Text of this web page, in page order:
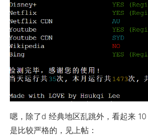
嗯，除了d 经典地区乱跳外，看起来
是比较严格的，见上帖：